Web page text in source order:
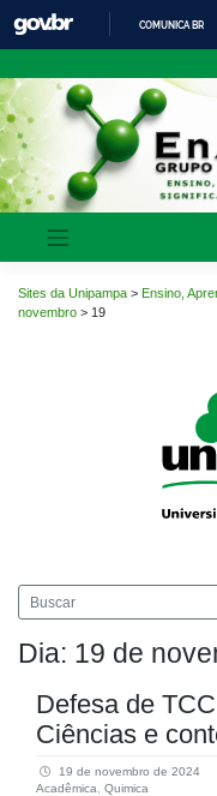
para
o
conteúdo
COMUNICA BR
Sites da Unipampa > Ensino,
novembro > 19
Dia: 19 de
Defesa de
Ciências e
19 de novembro de 2024
Acadêmica
Quimica